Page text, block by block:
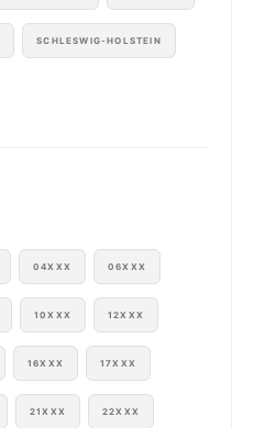
SCHLESWIG-HOLSTEIN
04XXX 06XXX
10XXX 12XXX
16XXX 17XXX
21XXX 22XXX